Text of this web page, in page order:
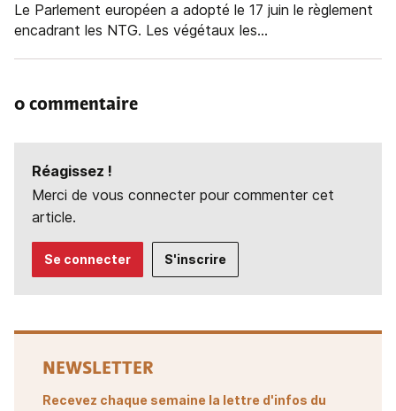
Le Parlement européen a adopté le 17 juin le règlement
encadrant les NTG. Les végétaux les...
0 commentaire
Réagissez !
Merci de vous connecter pour commenter cet
article.
Se connecter S'inscrire
NEWSLETTER
Recevez chaque semaine la lettre d'infos du